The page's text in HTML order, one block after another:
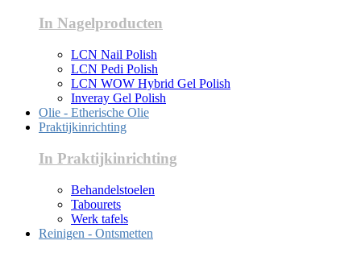
In Nagelproducten
LCN Nail Polish
LCN Pedi Polish
LCN WOW Hybrid Gel Polish
Inveray Gel Polish
Olie - Etherische Olie
Praktijkinrichting
In Praktijkinrichting
Behandelstoelen
Tabourets
Werk tafels
Reinigen - Ontsmetten